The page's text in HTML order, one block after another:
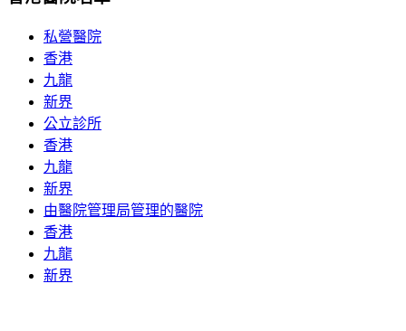
私營醫院
香港
九龍
新界
公立診所
香港
九龍
新界
由醫院管理局管理的醫院
香港
九龍
新界